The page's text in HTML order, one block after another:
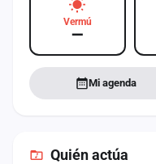
Vermú
—
Mi agenda
Quién actúa